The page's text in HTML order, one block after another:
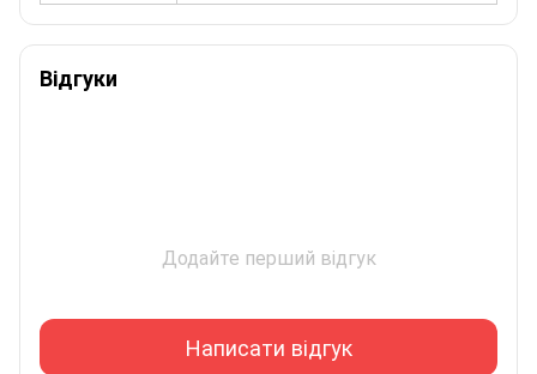
Відгуки
Додайте перший відгук
Написати відгук